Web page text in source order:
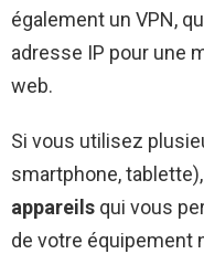
également un VPN,
adresse IP pour une
web.
Si vous utilisez
smartphone,
appareils qui vous
de votre équipement